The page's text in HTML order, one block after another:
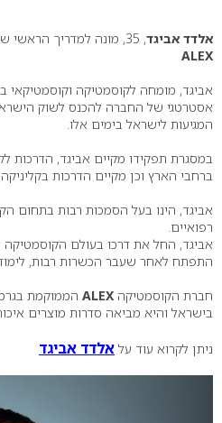
אלדד אביגד, 35, מונה למדריך הראשי של חברת הקוסמטיקה הגרמנית
ALEX
אביגד, מומחה לקוסמטיקה וקוסמטיקאי
אסטרטגי של החברה להכנס לשוק
המגיעות לישראל בימים אלו.
במסגרת תפקידו מקיים אביגד, הדרכות
ברחבי הארץ וכן מקיים הדרכות
אביגד, הינו בעל הסמכות רבות בתחום
רפואיים.
התפתח לאחר שעבר הכשרות רבות,
חברת הקוסמטיקה
הממוקמת
בישראל והיא מביאה סדרות מוצרים
ניתן לקרוא עוד על אלדד אביגד